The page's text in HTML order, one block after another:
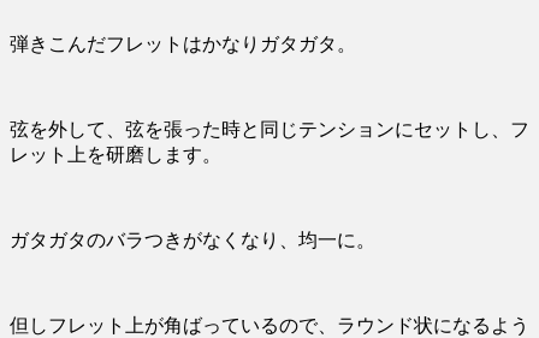
弾きこんだフレットはかなりガタガタ。
弦を外して、弦を張った時と同じテンションにセットし、フ
レット上を研磨します。
ガタガタのバラつきがなくなり、均一に。
但しフレット上が角ばっているので、ラウンド状になるよう